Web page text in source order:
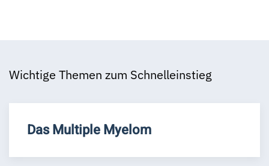
Wichtige Themen zum Schnelleinstieg
Das Multiple Myelom